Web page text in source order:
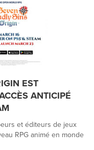
EST
ANTICIPÉ
et éditeurs de jeux
RPG animé en monde